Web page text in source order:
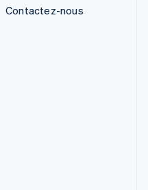
Contactez-nous